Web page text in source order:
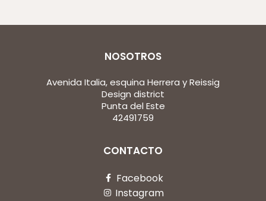
NOSOTROS
Avenida Italia, esquina Herrera y Reissig
Design district
Punta del Este
42491759
CONTACTO
Facebook
Instagram